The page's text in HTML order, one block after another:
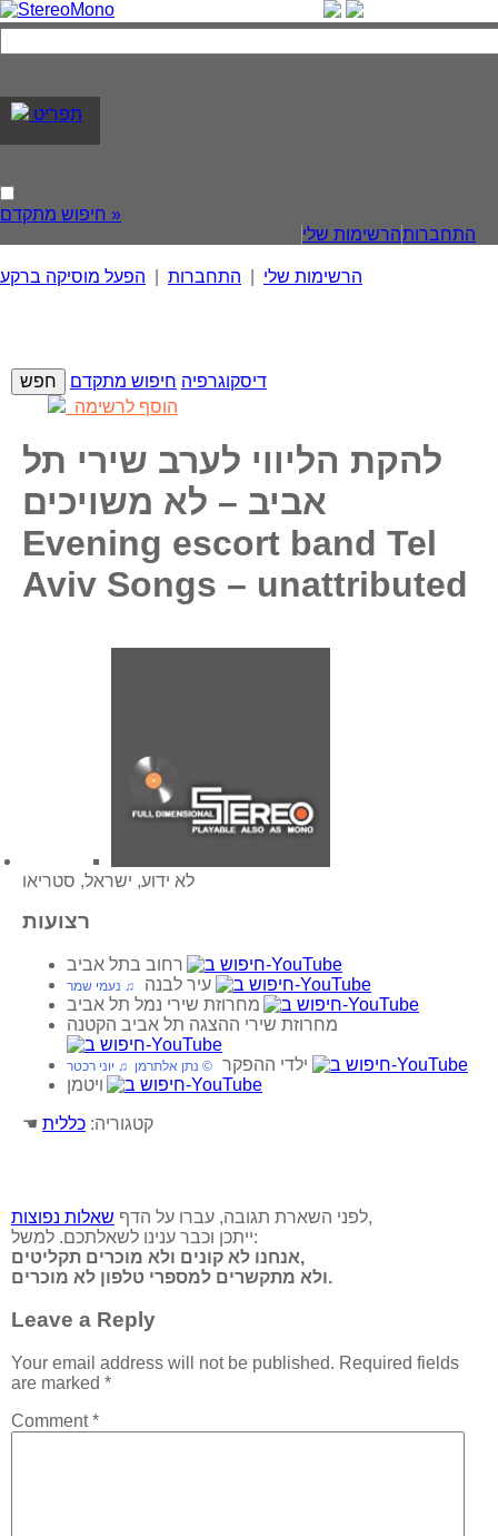
תפריט
חיפוש מתקדם »
התחברותהרשימות שלי
הרשימות שלי התחברות הפעל מוסיקה ברקע
דיסקוגרפיה חיפוש מתקדם
הוסף לרשימה
להקת הליווי לערב שירי תל
אביב – לא משויכים
Evening escort band Tel
Aviv Songs – unattributed
לא ידוע, ישראל, סטריאו
רצועות
רחוב בתל אביב
עיר לבנה ♫ נעמי שמר
מחרוזת שירי נמל תל אביב
מחרוזת שירי ההצגה תל אביב הקטנה
ילדי ההפקר © נתן אלתרמן ♫ יוני רכטר
ויטמן
☚ קטגוריה: כללית
לפני השארת תגובה, עברו על הדף שאלות נפוצות
,
ייתכן וכבר ענינו לשאלתכם. למשל:
אנחנו לא קונים ולא מוכרים תקליטים,
ולא מתקשרים למספרי טלפון לא מוכרים.
Leave a Reply
Your email address will not be published. Required fields
are marked *
Comment*